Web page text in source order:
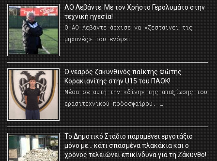
ΑΟ Λεβάντε: Με τον Χρήστο Γερολυμάτο στην
τεχνική ηγεσία!
Ο ΑΟ Λεβάντε άρχισε να «ζεσταίνει τις
μηχανές» του ενόψει …
O νεαρός ζακυνθινός παίκτης Φώτης
Κορακιανίτης στην U15 του ΠΑΟΚ!
Μέσα σε αυτή την «δίνη» της απαξίωσης του
ερασιτεχνικού ποδοσφαίρου. …
Το Δημοτικό Στάδιο παραμένει εργοτάξιο
μόνο με… κάτι σπασμένα πλακάκια και ο
χρόνος τελειώνει επικίνδυνα για τη Ζάκυνθο!